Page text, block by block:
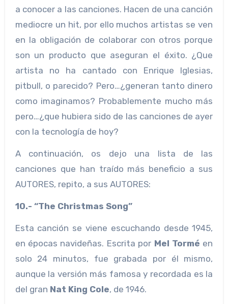
a conocer a las canciones. Hacen de una canción
mediocre un hit, por ello muchos artistas se ven
en la obligación de colaborar con otros porque
son un producto que aseguran el éxito. ¿Que
artista no ha cantado con Enrique Iglesias,
pitbull, o parecido? Pero…¿generan tanto dinero
como imaginamos? Probablemente mucho más
pero…¿que hubiera sido de las canciones de ayer
con la tecnología de hoy?
A continuación, os dejo una lista de las
canciones que han traído más beneficio a sus
AUTORES, repito, a sus AUTORES:
10.- “The Christmas Song”
Esta canción se viene escuchando desde 1945,
en épocas navideñas. Escrita por Mel Tormé en
solo 24 minutos, fue grabada por él mismo,
aunque la versión más famosa y recordada es la
del gran Nat King Cole, de 1946.